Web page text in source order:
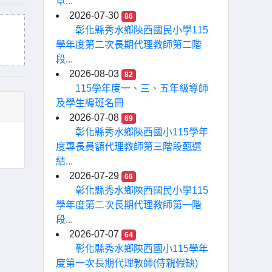
2026-07-30
86
彰化縣秀水鄉陝西國民小學115
學年度第二次長期代理教師第二階
段...
2026-08-03
82
115學年度一、三、五年級導師
及學生編班名冊
2026-07-08
69
彰化縣秀水鄉陝西國小115學年
度專長員額代理教師第三階段甄選
結...
2026-07-29
66
彰化縣秀水鄉陝西國民小學115
學年度第二次長期代理教師第一階
段...
2026-07-07
64
彰化縣秀水鄉陝西國小115學年
度第一次長期代理教師(侍親假缺)